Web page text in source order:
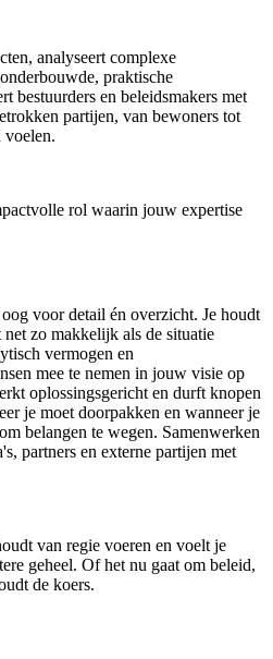
analyseert complexe
praktische
bestuurders en beleidsmakers met
partijen, van bewoners tot
voelen.
rol waarin jouw expertise
voor detail én overzicht. Je houdt
zo makkelijk als de situatie
vermogen en
mee te nemen in jouw visie op
oplossingsgericht en durft knopen
je moet doorpakken en wanneer je
belangen te wegen. Samenwerken
partners en externe partijen met
van regie voeren en voelt je
geheel. Of het nu gaat om beleid,
de koers.